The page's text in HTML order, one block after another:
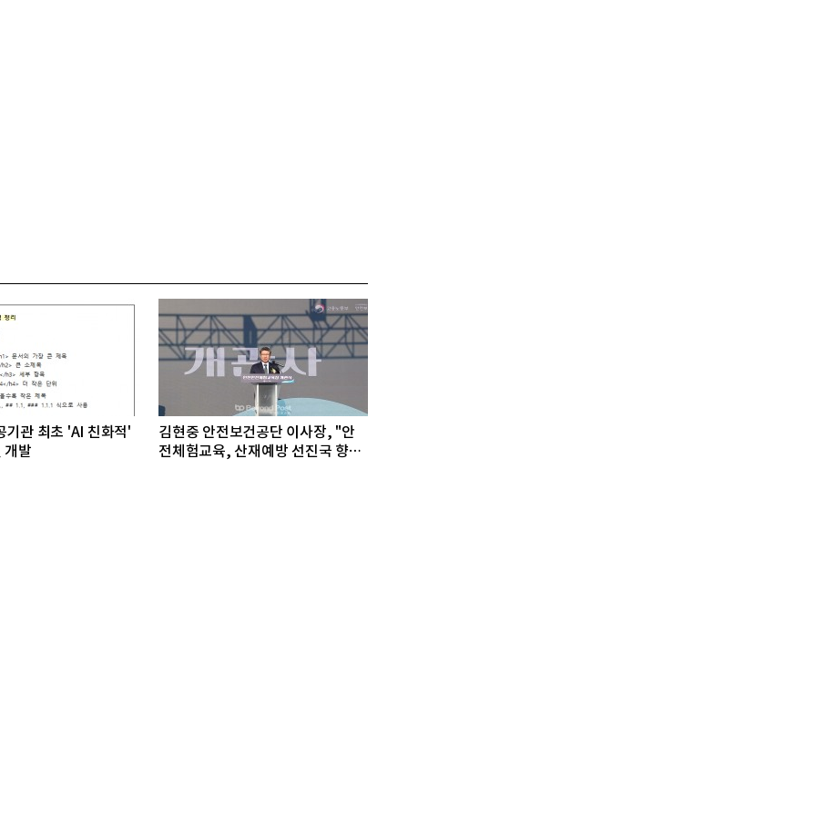
기관 최초 'AI 친화적'
개발
김현중 안전보건공단 이사장, "안
전체험교육, 산재예방 선진국 향한